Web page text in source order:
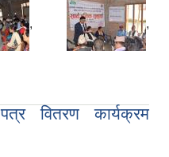
, ,
वितरण कार्यक्रम